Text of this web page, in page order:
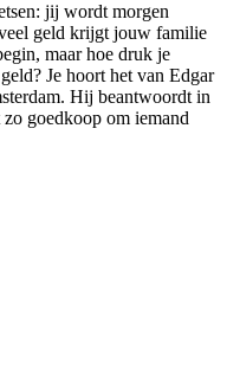
jij wordt morgen
geld krijgt jouw familie
maar hoe druk je
Je hoort het van Edgar
Hij beantwoordt in
zo goedkoop om iemand